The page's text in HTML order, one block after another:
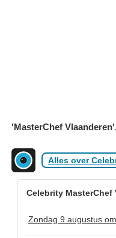
'MasterChef
Alles over
Celebrity MasterChef
Zondag 9 augustus